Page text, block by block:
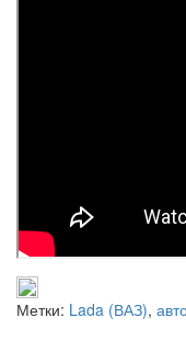
Метки: Lada (ВАЗ),